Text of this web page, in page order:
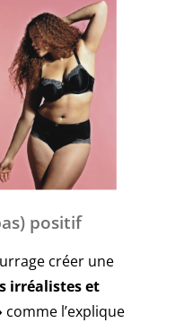
positif
créer une
irréalistes et
comme l’explique